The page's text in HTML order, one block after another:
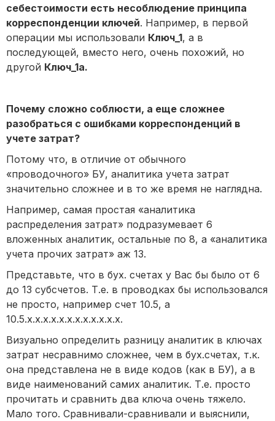
себестоимости есть несоблюдение принципа
корреспонденции ключей. Например, в первой
операции мы использовали Ключ_1, а в
последующей, вместо него, очень похожий, но
другой Ключ_1а.
Почему сложно соблюсти, а еще сложнее
разобраться с ошибками корреспонденций в
учете затрат?
Потому что, в отличие от обычного
«проводочного» БУ, аналитика учета затрат
значительно сложнее и в то же время не наглядна.
Например, самая простая «аналитика
распределения затрат» подразумевает 6
вложенных аналитик, остальные по 8, а «аналитика
учета прочих затрат» аж 13.
Представьте, что в бух. счетах у Вас бы было от 6
до 13 субсчетов. Т.е. в проводках бы использовался
не просто, например счет 10.5, а
10.5.х.х.х.х.х.х.х.х.х.х.х.х.
Визуально определить разницу аналитик в ключах
затрат несравнимо сложнее, чем в бух.счетах, т.к.
она представлена не в виде кодов (как в БУ), а в
виде наименований самих аналитик. Т.е. просто
прочитать и сравнить два ключа очень тяжело.
Мало того. Сравнивали-сравнивали и выяснили,